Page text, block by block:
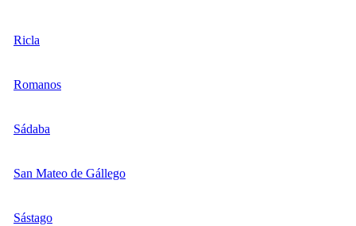
Ricla
Romanos
Sádaba
San Mateo de Gállego
Sástago